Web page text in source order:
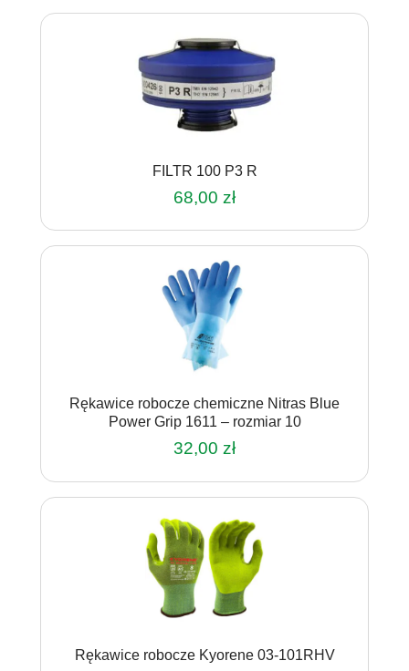
produkt
wiele
wariantów.
Opcje
można
wybrać
stronie
produktu
FILTR 100 P3 R
68,00 zł
Rękawice robocze chemiczne Nitras Blue
Power Grip 1611 – rozmiar 10
32,00 zł
Rękawice robocze Kyorene 03-101RHV